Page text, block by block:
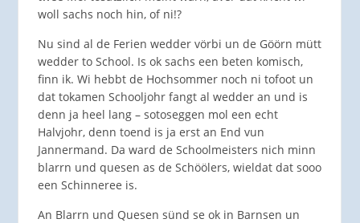
woll sachs noch hin, of ni!?
Nu sind al de Ferien wedder vörbi un de Göörn mütt
wedder to School. Is ok sachs een beten komisch,
finn ik. Wi hebbt de Hochsommer noch ni tofoot un
dat tokamen Schooljohr fangt al wedder an und is
denn ja heel lang – sotoseggen mol een echt
Halvjohr, denn toend is ja erst an End vun
Jannermand. Da ward de Schoolmeisters nich minn
blarrn und quesen as de Schöölers, wieldat dat sooo
een Schinneree is.
An Blarrn und Quesen sünd se ok in Barnsen un